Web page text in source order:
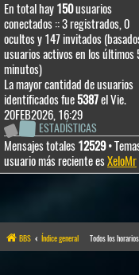
En total hay 150usuarios
conectados :: 3 registrados, 0
ocultos y 147 invitados
usuarios activos en los últimos
minutos)
La mayor cantidad de usuarios
identificados fue5387el Vie.
20FEB2026, 16:29
ESTADÍSTICAS
Mensajes totales 12529•
usuario más reciente esXeloMr
BBS Índice general Todos los